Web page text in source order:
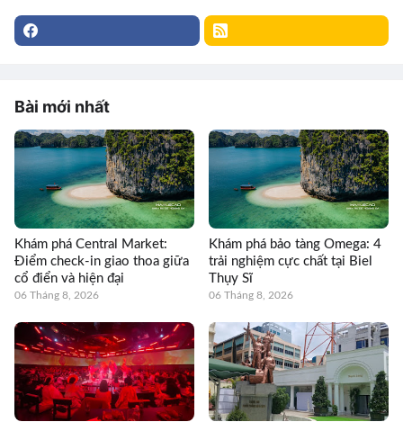
Bài mới nhất
Khám phá Central Market:
Điểm check-in giao thoa giữa
cổ điển và hiện đại
06 Tháng 8, 2026
Khám phá bảo tàng Omega: 4
trải nghiệm cực chất tại Biel
Thụy Sĩ
06 Tháng 8, 2026